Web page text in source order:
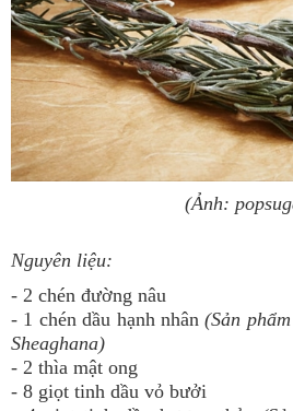
(Ảnh:
Nguyên liệu:
- 2 chén đường nâu
- 1 chén dầu hạnh nhân(Sản
Sheaghana)
- 2 thìa mật ong
- 8 giọt tinh dầu vỏ bưởi